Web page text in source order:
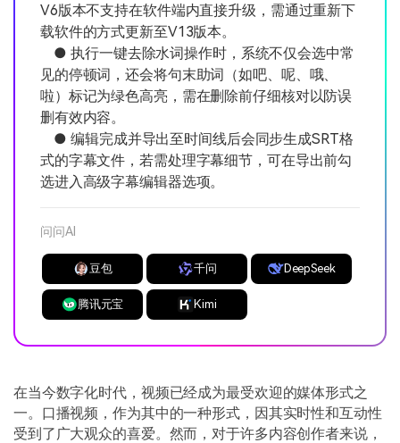
V6版本不支持在软件端内直接升级，需通过重新下
载软件的方式更新至V13版本。
● 执行一键去除水词操作时，系统不仅会选中常
见的停顿词，还会将句末助词（如吧、呢、哦、
啦）标记为绿色高亮，需在删除前仔细核对以防误
删有效内容。
● 编辑完成并导出至时间线后会同步生成SRT格
式的字幕文件，若需处理字幕细节，可在导出前勾
选进入高级字幕编辑器选项。
问问AI
豆包 千问 DeepSeek
腾讯元宝 Kimi
在当今数字化时代，视频已经成为最受欢迎的媒体形式之
一。口播视频，作为其中的一种形式，因其实时性和互动性
受到了广大观众的喜爱。然而，对于许多内容创作者来说，